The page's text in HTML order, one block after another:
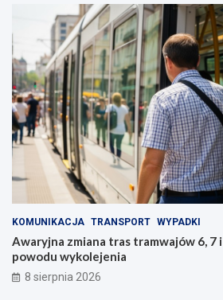
KOMUNIKACJA TRANSPORT WYPADKI
Awaryjna zmiana tras tramwajów 6, 7
powodu wykolejenia
8 sierpnia 2026